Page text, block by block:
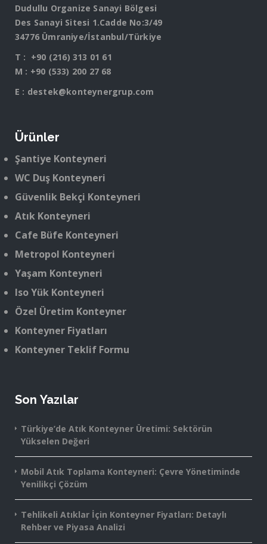
Dudullu Organize Sanayi Bölgesi
Des Sanayi Sitesi 1.Cadde No:3/49
34776 Ümraniye/İstanbul/Türkiye
T : +90 (216) 313 01 61
M : +90 (533) 200 27 68
E : destek@konteynergrup.com
Ürünler
Şantiye Konteyneri
WC Duş Konteyneri
Güvenlik Bekçi Konteyneri
Atık Konteyneri
Cafe Büfe Konteyneri
Metropol Konteyneri
Yaşam Konteyneri
Iso Yük Konteyneri
Özel Üretim Konteyner
Konteyner Fiyatları
Konteyner Teklif Formu
Son Yazılar
Türkiye’de Atık Konteyner Üretimi: Sektörün
Yükselen Değeri
Mobil Atık Toplama Konteyneri: Çevre Yönetiminde
Yenilikçi Çözüm
Tehlikeli Atıklar İçin Konteyner Fiyatları: Detaylı
Rehber ve Piyasa Analizi